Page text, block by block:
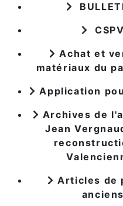
CSPV
Achat et
matériaux du
Application
Archives de
Jean
Articles de
anciens